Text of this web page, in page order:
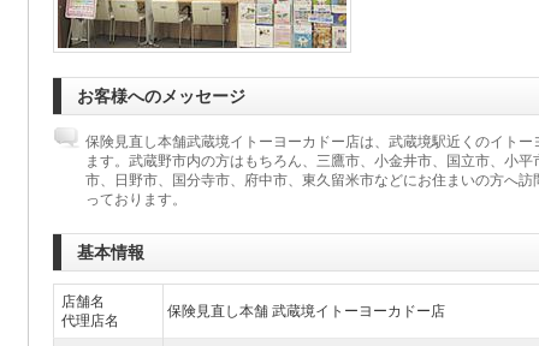
お客様へのメッセージ
保険見直し本舗武蔵境イトーヨーカドー店は、武蔵境駅近くのイト
ます。武蔵野市内の方はもちろん、三鷹市、小金井市、国立市、小
市、日野市、国分寺市、府中市、東久留米市などにお住まいの方へ
っております。
基本情報
店舗名
代理店名
保険見直し本舗 武蔵境イトーヨーカドー店